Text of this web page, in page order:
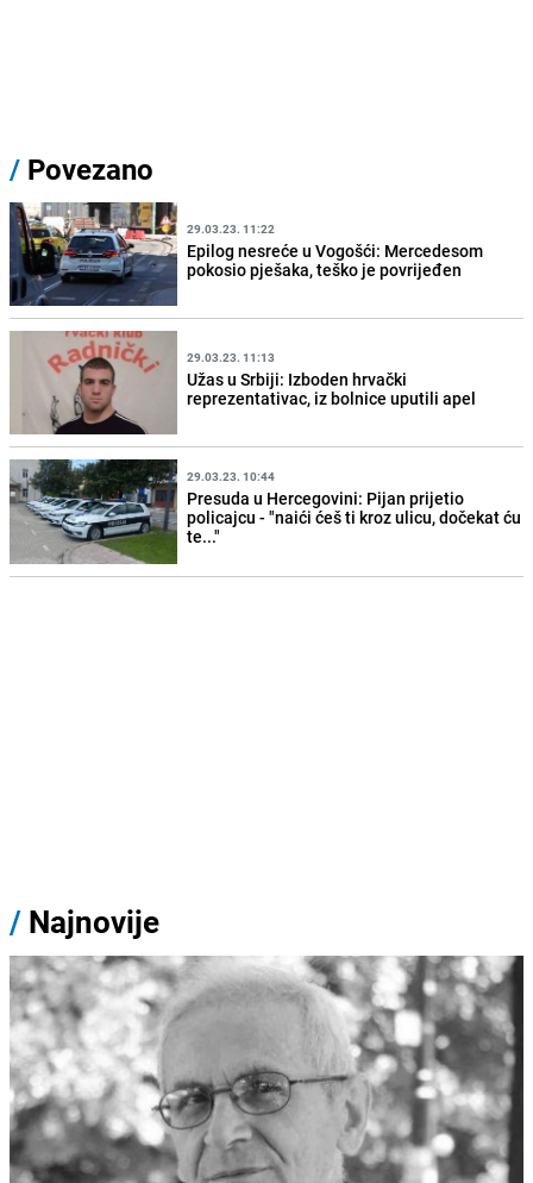
/ Povezano
29.03.23. 11:22
Epilog nesreće u Vogošći: Mercedesom
pokosio pješaka, teško je povrijeđen
29.03.23. 11:13
Užas u Srbiji: Izboden hrvački
reprezentativac, iz bolnice uputili apel
29.03.23. 10:44
Presuda u Hercegovini: Pijan prijetio
policajcu - "naići ćeš ti kroz ulicu, dočekat ću
te..."
/ Najnovije